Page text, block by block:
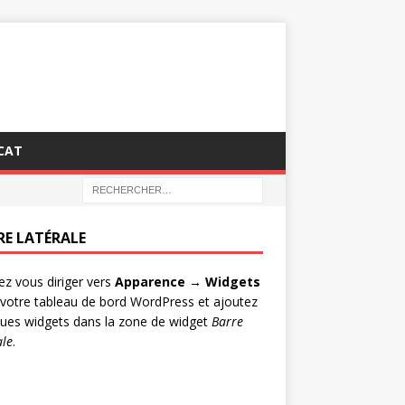
LATÉRALE
vous diriger vers Apparence → Widgets
tableau de bord WordPress et ajoutez
widgets dans la zone de widget Barre
.